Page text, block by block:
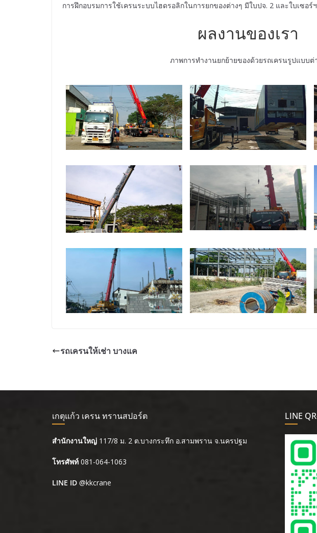
การฝึกอบรมการใช้เครนระบบไฮดรอลิกในการยกของต่างๆ มีใบปจ. 2 และใบเซอ
ผลงานของเรา
ภาพการทำงานยกย้ายของด้วยรถเครนรูปแบบต่
รถเครนให้เช่า บางแค
เกตุแก้ว เครน ทรานสปอร์ต
สำนักงานใหญ่ 117/8 ม. 2 ต.บางกระทึก อ.สามพราน จ.นครปฐม
โทรศัพท์ 081-064-1063
LINE ID @kkcrane
LINE